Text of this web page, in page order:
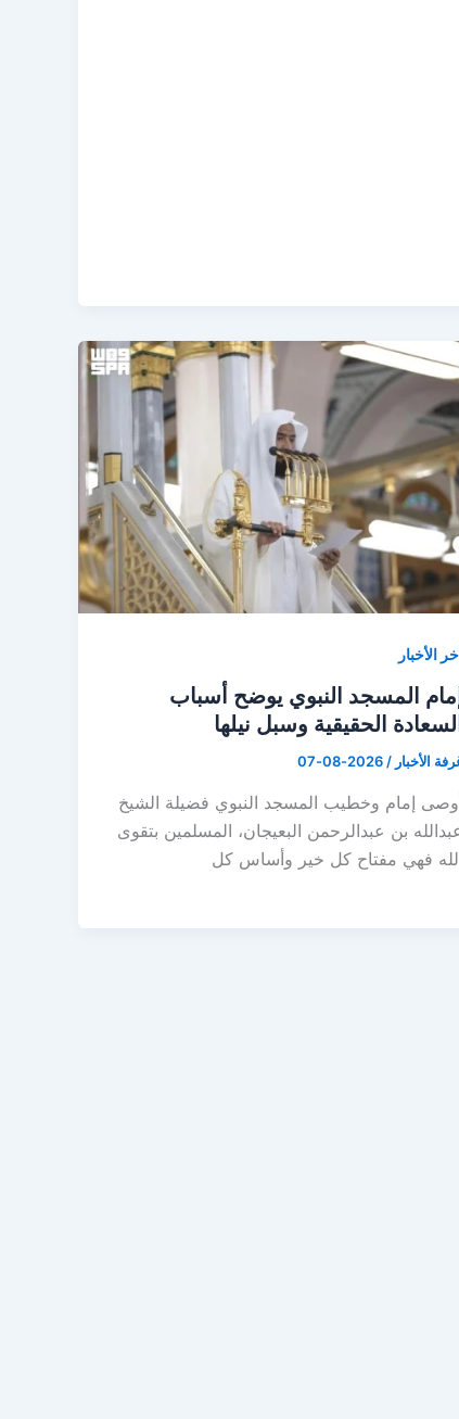
أخر الأخبار
إمام المسجد النبوي يوضح أسباب
السعادة الحقيقية وسبل نيلها
الأخبار/
2026-08-07
إمام وخطيب المسجد النبوي فضيلة الشيخ
بن عبدالرحمن البعيجان، المسلمين بتقوى
فهي مفتاح كل خير وأساس كل